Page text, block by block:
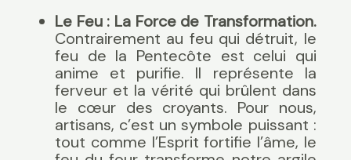
Le Feu : La Force de Transformation.
Contrairement au feu qui détruit, le
feu de la Pentecôte est celui qui
anime et purifie. Il représente la
ferveur et la vérité qui brûlent dans
le cœur des croyants. Pour nous,
artisans, c’est un symbole puissant :
tout comme l’Esprit fortifie l’âme, le